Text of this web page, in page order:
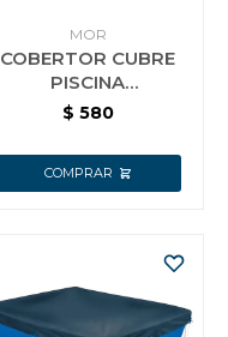
MOR
COBERTOR CUBRE
PISCINA
ESTRUCTURAL MOR
$ 580